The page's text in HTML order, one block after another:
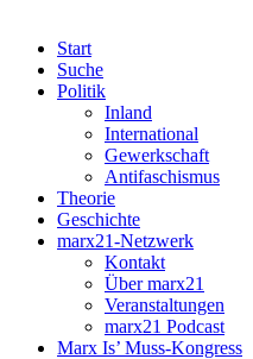
Start
Suche
Politik
Inland
International
Gewerkschaft
Antifaschismus
Theorie
Geschichte
marx21-Netzwerk
Kontakt
Über marx21
Veranstaltungen
marx21 Podcast
Marx Is’ Muss-Kongress